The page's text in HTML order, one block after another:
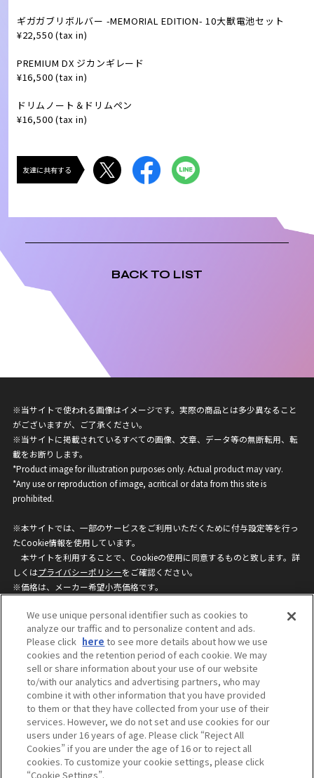
ギガガブリボルバー -MEMORIAL EDITION- 10大獣電池セット
¥22,550 (tax in)
PREMIUM DX ジカンギレード
¥16,500 (tax in)
ドリムノート＆ドリムペン
¥16,500 (tax in)
友達に共有する
BACK TO LIST
※当サイトで使われる画像はイメージです。実際の商品とは多少異なること
がございますが、ご了承ください。
※当サイトに掲載されているすべての画像、文章、データ等の無断転用、転
載をお断りします。
*Product image for illustration purposes only. Actual product may vary.
*Any use or reproduction of image, acritical or data from this site is
prohibited.
※本サイトでは、一部のサービスをご利用いただくために付与設定等を行っ
たCookie情報を使用しています。
本サイトを利用することで、Cookieの使用に同意するものと致します。詳
しくはプライバシーポリシーをご確認ください。
※価格は、メーカー希望小売価格です。
ざいますのでご了承ください。
privacypolicy
Do Not Sell or Share My
Personal Information
ウェブサイトご利用条件
ソーシャルメディアポリシー
個人情報保護方針
お問い合わせ
©BANDAI
We use unique personal identifier such as cookies to
analyze our traffic and to personalize content and ads.
Please click here to see more details about how we use
cookies and the retention period of each cookie. We may
sell or share information about your use of our website
to/with our analytics and advertising partners, who may
combine it with other information that you have provided
to them or that they have collected from your use of their
services. However, we do not set and use cookies for our
users under 16 years of age. Please click “Reject All
Cookies” if you are under the age of 16 or to reject all
cookies. To customize your cookie settings, please click
“Cookie Settings”.